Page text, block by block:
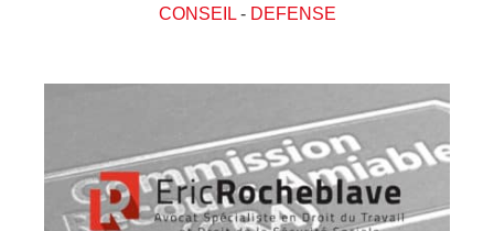
CONSEIL- DEFENSE